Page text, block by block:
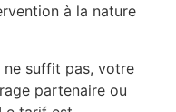
à la nature
ne suffit pas, votre
partenaire ou